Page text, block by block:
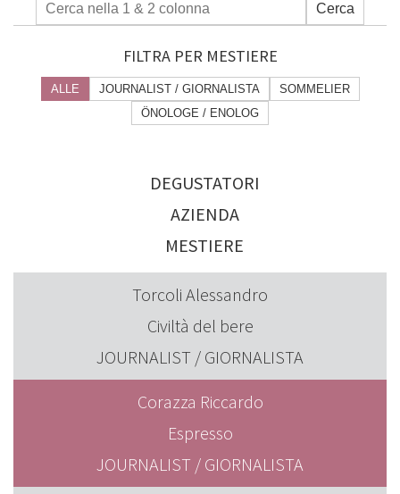
Cerca
FILTRA PER MESTIERE
ALLE JOURNALIST / GIORNALISTA
SOMMELIER
ÖNOLOGE / ENOLOG
DEGUSTATORI
AZIENDA
MESTIERE
Torcoli Alessandro
Civiltà del bere
JOURNALIST / GIORNALISTA
Corazza Riccardo
Espresso
JOURNALIST / GIORNALISTA